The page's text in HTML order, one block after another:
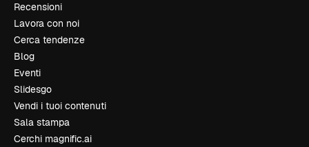
Recensioni
Lavora con noi
Cerca tendenze
Blog
Eventi
Slidesgo
Vendi i tuoi contenuti
Sala stampa
Cerchi magnific.ai